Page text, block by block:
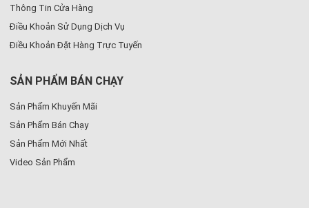
Thông Tin Cửa Hàng
Điều Khoản Sử Dụng Dịch Vụ
Điều Khoản Đặt Hàng Trực Tuyến
SẢN PHẨM BÁN CHẠY
Sản Phẩm Khuyến Mãi
Sản Phẩm Bán Chạy
Sản Phẩm Mới Nhất
Video Sản Phẩm